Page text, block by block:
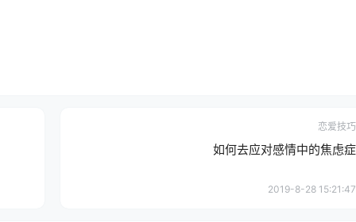
恋爱技巧
如何去应对感情中的焦虑症
2019-8-28 15:21:47